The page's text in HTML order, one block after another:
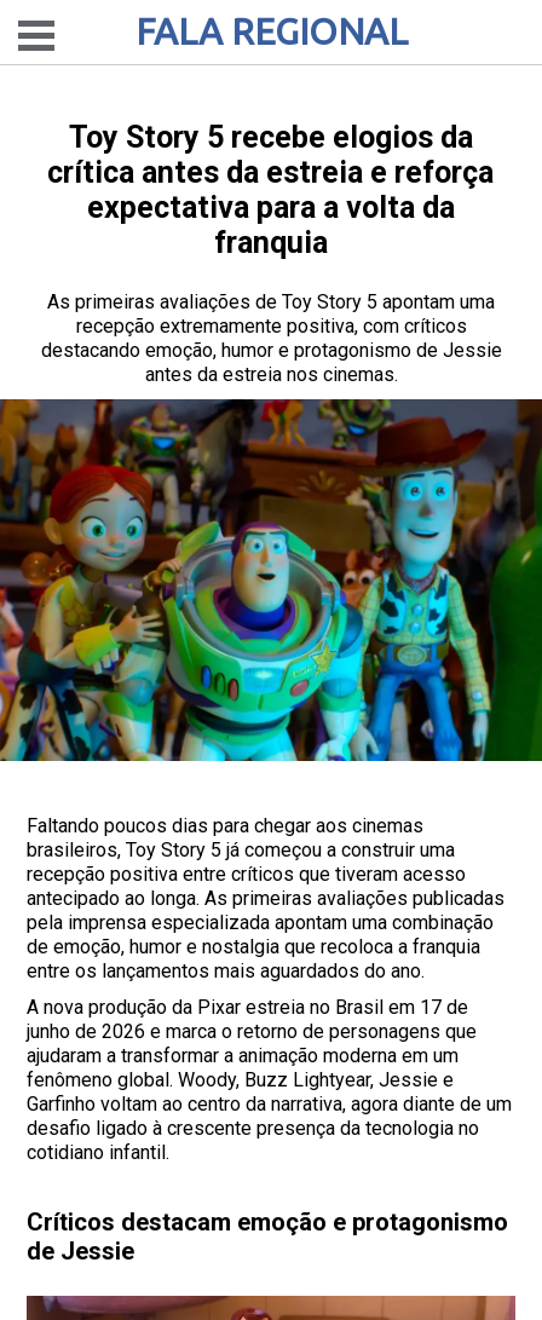
FALA REGIONAL
Toy Story 5 recebe elogios da
crítica antes da estreia e reforça
expectativa para a volta da
franquia
As primeiras avaliações de Toy Story 5 apontam uma
recepção extremamente positiva, com críticos
destacando emoção, humor e protagonismo de Jessie
antes da estreia nos cinemas.
Faltando poucos dias para chegar aos cinemas
brasileiros, Toy Story 5 já começou a construir uma
recepção positiva entre críticos que tiveram acesso
antecipado ao longa. As primeiras avaliações publicadas
pela imprensa especializada apontam uma combinação
de emoção, humor e nostalgia que recoloca a franquia
entre os lançamentos mais aguardados do ano.
A nova produção da Pixar estreia no Brasil em 17 de
junho de 2026 e marca o retorno de personagens que
ajudaram a transformar a animação moderna em um
fenômeno global. Woody, Buzz Lightyear, Jessie e
Garfinho voltam ao centro da narrativa, agora diante de um
desafio ligado à crescente presença da tecnologia no
cotidiano infantil.
Críticos destacam emoção e protagonismo
de Jessie